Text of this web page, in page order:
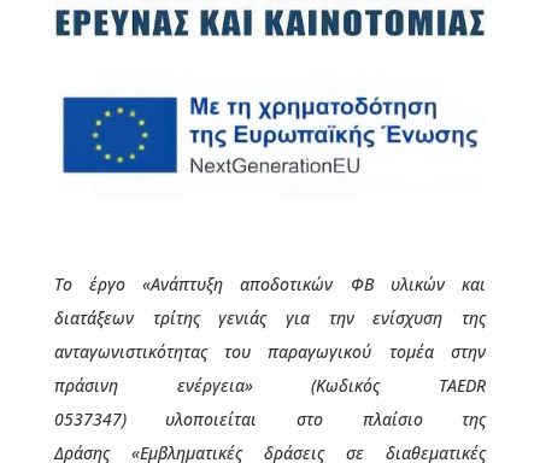
Το έργο«Ανάπτυξη αποδοτικών ΦΒ υλικών και
διατάξεων τρίτης γενιάς για την ενίσχυση της
ανταγωνιστικότητας του παραγωγικού τομέα στην
πράσινη ενέργεια»(Κωδικός TAEDR
0537347)
υλοποιείται στο πλαίσιο της
Δράσης
«Εμβληματικές δράσεις σε διαθεματικές